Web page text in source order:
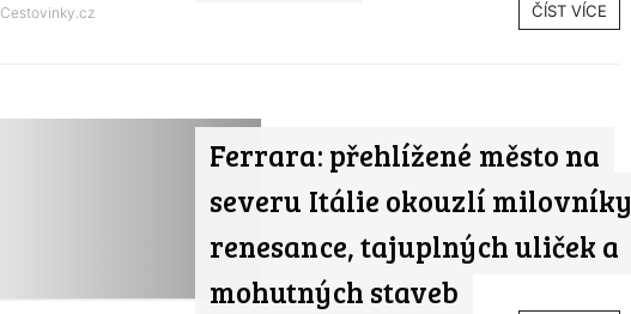
Cestovinky.cz ČÍST VÍCE
Ferrara: přehlížené město na
severu Itálie okouzlí milovníky
renesance, tajuplných uliček a
mohutných staveb